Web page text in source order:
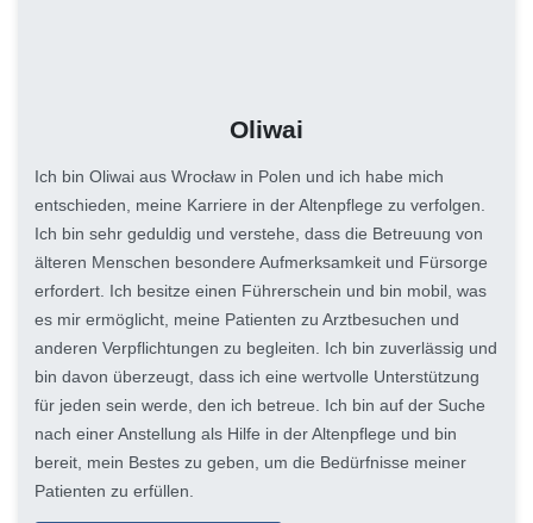
Oliwai
Ich bin Oliwai aus Wrocław in Polen und ich habe mich
entschieden, meine Karriere in der Altenpflege zu verfolgen.
Ich bin sehr geduldig und verstehe, dass die Betreuung von
älteren Menschen besondere Aufmerksamkeit und Fürsorge
erfordert. Ich besitze einen Führerschein und bin mobil, was
es mir ermöglicht, meine Patienten zu Arztbesuchen und
anderen Verpflichtungen zu begleiten. Ich bin zuverlässig und
bin davon überzeugt, dass ich eine wertvolle Unterstützung
für jeden sein werde, den ich betreue. Ich bin auf der Suche
nach einer Anstellung als Hilfe in der Altenpflege und bin
bereit, mein Bestes zu geben, um die Bedürfnisse meiner
Patienten zu erfüllen.